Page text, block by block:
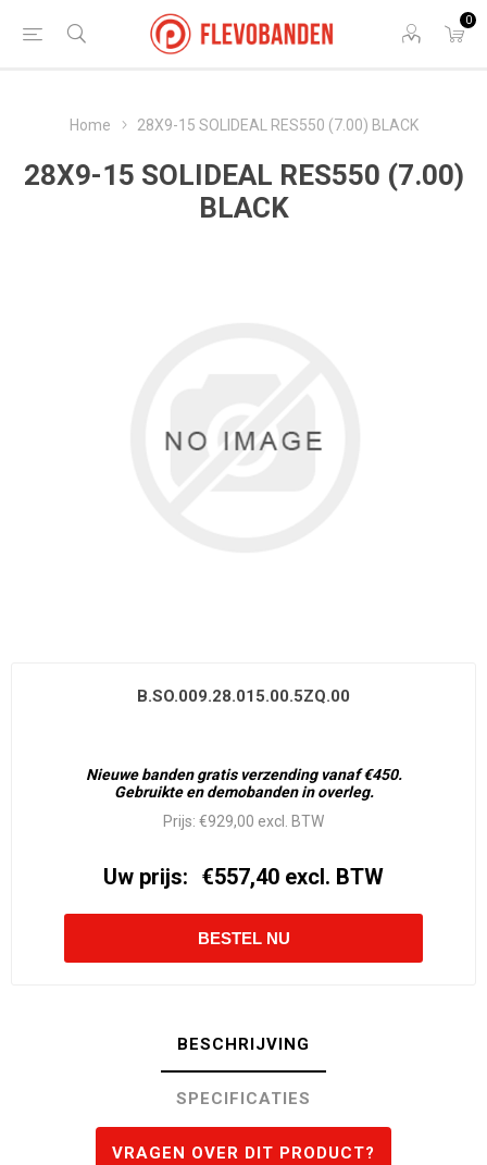
0
Home 28X9-15 SOLIDEAL RES550 (7.00) BLACK
28X9-15 SOLIDEAL RES550 (7.00)
BLACK
B.SO.009.28.015.00.5ZQ.00
Nieuwe banden gratis verzending vanaf €450.
Gebruikte en demobanden in overleg.
Prijs: €929,00 excl. BTW
Uw prijs: €557,40 excl. BTW
BESCHRIJVING
SPECIFICATIES
VRAGEN OVER DIT PRODUCT?